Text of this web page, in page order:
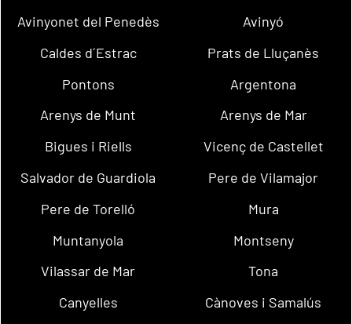
Avinyonet del Penedès
Avinyó
Caldes d´Estrac
Prats de Lluçanès
Pontons
Argentona
Arenys de Munt
Arenys de Mar
Bigues i Riells
Vicenç de Castellet
Salvador de Guardiola
Pere de Vilamajor
Pere de Torelló
Mura
Muntanyola
Montseny
Vilassar de Mar
Tona
Canyelles
Cànoves i Samalús